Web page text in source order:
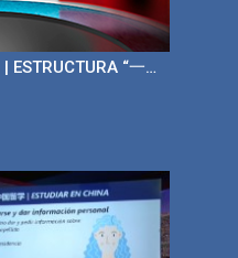
ESTRUCTURA “一…